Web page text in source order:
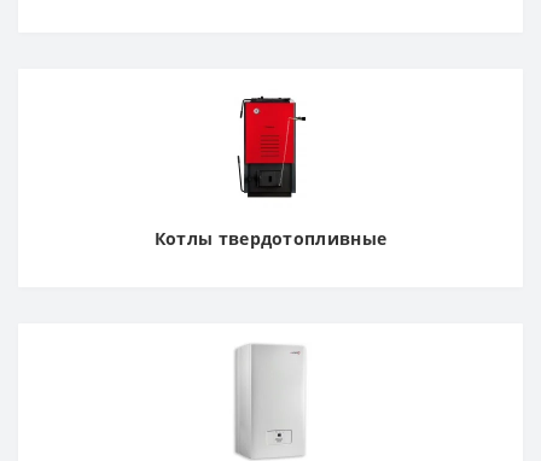
Котлы твердотопливные